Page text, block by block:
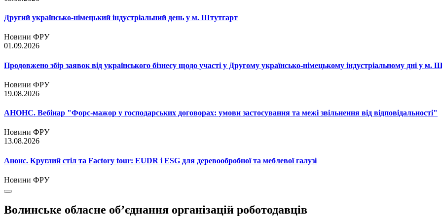
Другий українсько-німецький індустріальний день у м. Штутгарт
Новини ФРУ
01.09.2026
Продовжено збір заявок від українського бізнесу щодо участі у Другому українсько-німецькому індустріальному дні у м.
Новини ФРУ
19.08.2026
АНОНС. Вебінар "Форс-мажор у господарських договорах: умови застосування та межі звільнення від відповідальності"
Новини ФРУ
13.08.2026
Анонс. Круглий стіл та Factory tour: EUDR і ESG для деревообробної та меблевої галузі
Новини ФРУ
Волинське обласне об’єднання організацій роботодавців